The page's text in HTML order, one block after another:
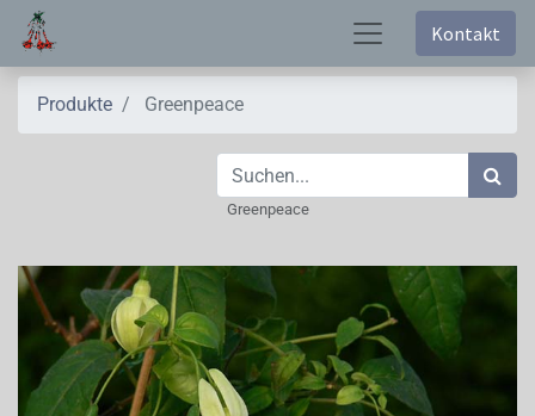
Kontakt
Produkte Greenpeace
Greenpeace